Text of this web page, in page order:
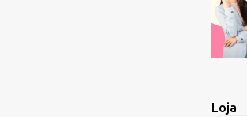
2021
Loja